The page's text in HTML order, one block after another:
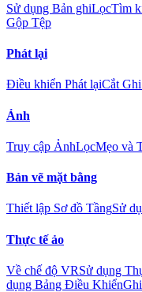
Sử dụng Bản ghiLọcTìm
Gộp Tệp
Phát lại
Điều khiển Phát lạiCắt
Ảnh
Truy cập ẢnhLọcMẹo và
Bản vẽ mặt bằng
Thiết lập Sơ đồ TầngSử
Thực tế ảo
Về chế độ VRSử dụng
dụng Bảng Điều Khiển